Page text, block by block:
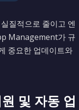
질적으로 줄이고 엔
Management가 규
중요한 업데이트와
및 자동 업